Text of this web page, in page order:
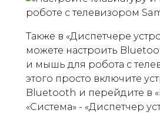
Также в «Диспетчере
можете настроить
и мышь для робота с
этого просто включите
Bluetooth и перейдите в
«Система» - «Диспетчер